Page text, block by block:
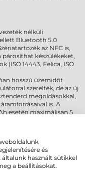
nélküli
Bluetooth 5.0
az NFC is,
párosíthat készülékeket,
(ISO 14443, Felica, ISO
hosszú üzemidőt
szerelték, de az új
megoldásokkal,
is. A
esetén maximálisan 5
veszni az adatokat,
és
használt sütikkel
a beállításokat.